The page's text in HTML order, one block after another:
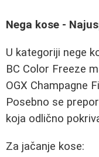
Nega kose -
U kategoriji nege
BC Color Freeze
OGX Champagne
Posebno se
koja odlično
Za jačanje kose: